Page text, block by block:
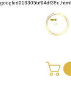
googled013305bf94df38d.html